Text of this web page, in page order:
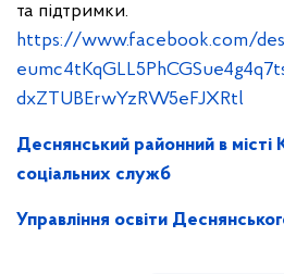
та підтримки.
https://www.facebook.com/
dxZTUBErwYzRW5eFJXRtl
Деснянський районний в місті
соціальних служб
Управління освіти